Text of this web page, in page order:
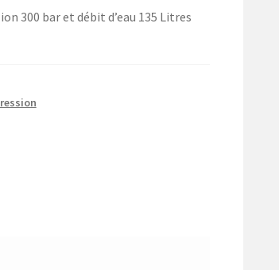
300 bar et débit d’eau 135 Litres